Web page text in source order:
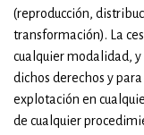
(reproducción,
transformación). La
cualquier modalidad,
dichos derechos y
explotación en
de cualquier